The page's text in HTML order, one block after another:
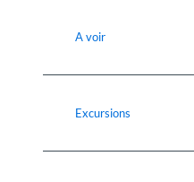
A voir
Excursions